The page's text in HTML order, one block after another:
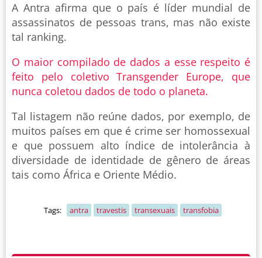
A Antra afirma que o país é líder mundial de
assassinatos de pessoas trans, mas não existe
tal ranking.
O maior compilado de dados a esse respeito é
feito pelo coletivo Transgender Europe, que
nunca coletou dados de todo o planeta.
Tal listagem não reúne dados, por exemplo, de
muitos países em que é crime ser homossexual
e que possuem alto índice de intolerância à
diversidade de identidade de gênero de áreas
tais como África e Oriente Médio.
Tags: antra travestis transexuais transfobia